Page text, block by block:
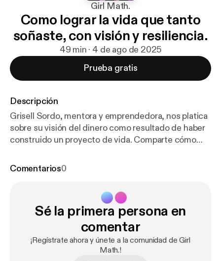
Girl Math.
Como lograr la vida que tanto
soñaste, con visión y resiliencia.
49 min · 4 de ago de 2025
Prueba gratis
Descripción
Grisell Sordo, mentora y emprendedora, nos platica
sobre su visión del dinero como resultado de haber
construido un proyecto de vida. Comparte cómo
joven y cómo ha aprendido a cambiar de rumbo
provecho de lo que cada persona ya tiene dentro.
También resalta el valor de incorporar nuevas
palabras en nuestro vocabulario para crecer personal
y profesionalmente. Learn more about your ad
choices. Visit megaphone.fm/adchoices [
Comentarios0
Sé la primera persona en
comentar
¡Regístrate ahora y únete a la comunidad de Girl
Math.!